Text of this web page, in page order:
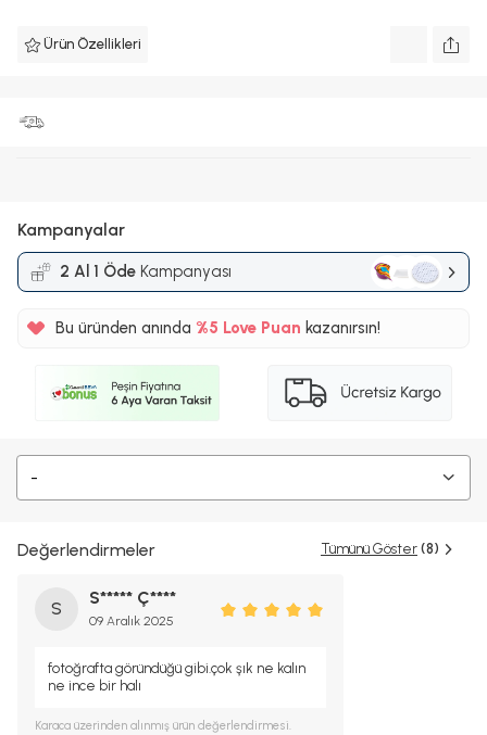
Ürün Özellikleri
Kampanyalar
2 Al 1 Öde Kampanyası
Bu üründen anında %5
%5
Love Puan kazanırsın!
-
Değerlendirmeler Tümünü Göster (8)
S
S***** Ç****
09 Aralık 2025
fotoğrafta göründüğü gibi.çok şık ne kalın
ne ince bir halı
Karaca üzerinden alınmış ürün değerlendirmesi.